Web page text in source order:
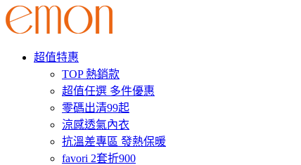
超值特惠
TOP 熱銷款
超值任選 多件優惠
零碼出清99起
涼感透氣內衣
抗溫差專區 發熱保暖
favori 2套折900